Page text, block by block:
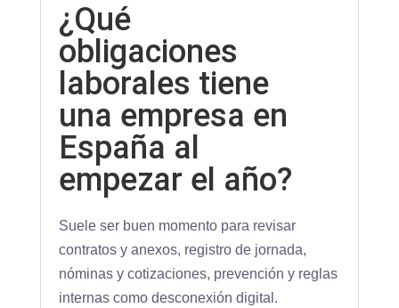
¿Qué
obligaciones
laborales tiene
una empresa en
España al
empezar el año?
Suele ser buen momento para revisar
contratos y anexos, registro de jornada,
nóminas y cotizaciones, prevención y reglas
internas como desconexión digital.